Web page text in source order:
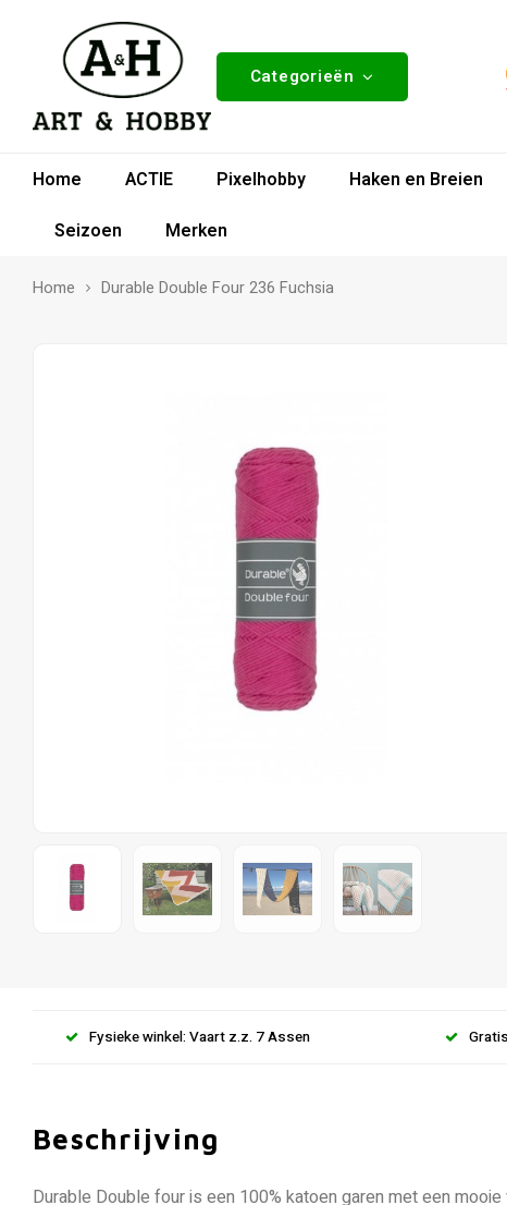
Categorieën
Home ACTIE Pixelhobby Haken en Breien
Seizoen
Merken
Home Durable Double Four 236 Fuchsia
Fysieke winkel: Vaart z.z. 7 Assen
Beschrijving
Durable Double four is een 100% katoen garen met een